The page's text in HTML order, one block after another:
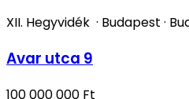
XII. Hegyvidék · Budapest ·
Avar utca 9
100 000 000 Ft